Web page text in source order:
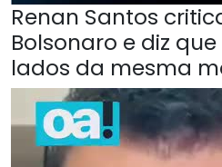
Renan Santos
Bolsonaro e diz
lados da mesma